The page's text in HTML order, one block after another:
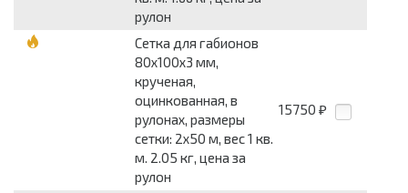
рулон
Сетка для габионов
80x100x3 мм,
крученая,
оцинкованная, в
рулонах, размеры
сетки: 2x50 м, вес 1 кв.
м. 2.05 кг, цена за
рулон
15750 ₽